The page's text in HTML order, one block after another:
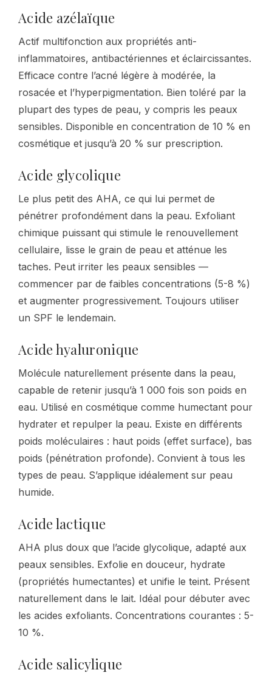
Acide azélaïque
Actif multifonction aux propriétés anti-
inflammatoires, antibactériennes et éclaircissantes.
Efficace contre l’acné légère à modérée, la
rosacée et l’hyperpigmentation. Bien toléré par la
plupart des types de peau, y compris les peaux
sensibles. Disponible en concentration de 10 % en
cosmétique et jusqu’à 20 % sur prescription.
Acide glycolique
Le plus petit des AHA, ce qui lui permet de
pénétrer profondément dans la peau. Exfoliant
chimique puissant qui stimule le renouvellement
cellulaire, lisse le grain de peau et atténue les
taches. Peut irriter les peaux sensibles —
commencer par de faibles concentrations (5-8 %)
et augmenter progressivement. Toujours utiliser
un SPF le lendemain.
Acide hyaluronique
Molécule naturellement présente dans la peau,
capable de retenir jusqu’à 1 000 fois son poids en
eau. Utilisé en cosmétique comme humectant pour
hydrater et repulper la peau. Existe en différents
poids moléculaires : haut poids (effet surface), bas
poids (pénétration profonde). Convient à tous les
types de peau. S’applique idéalement sur peau
humide.
Acide lactique
AHA plus doux que l’acide glycolique, adapté aux
peaux sensibles. Exfolie en douceur, hydrate
(propriétés humectantes) et unifie le teint. Présent
naturellement dans le lait. Idéal pour débuter avec
les acides exfoliants. Concentrations courantes : 5-
10 %.
Acide salicylique